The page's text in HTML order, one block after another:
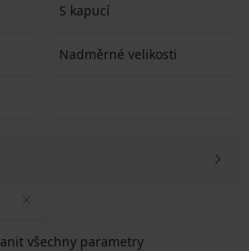
S kapucí
Nadměrné velikosti
všechny parametry